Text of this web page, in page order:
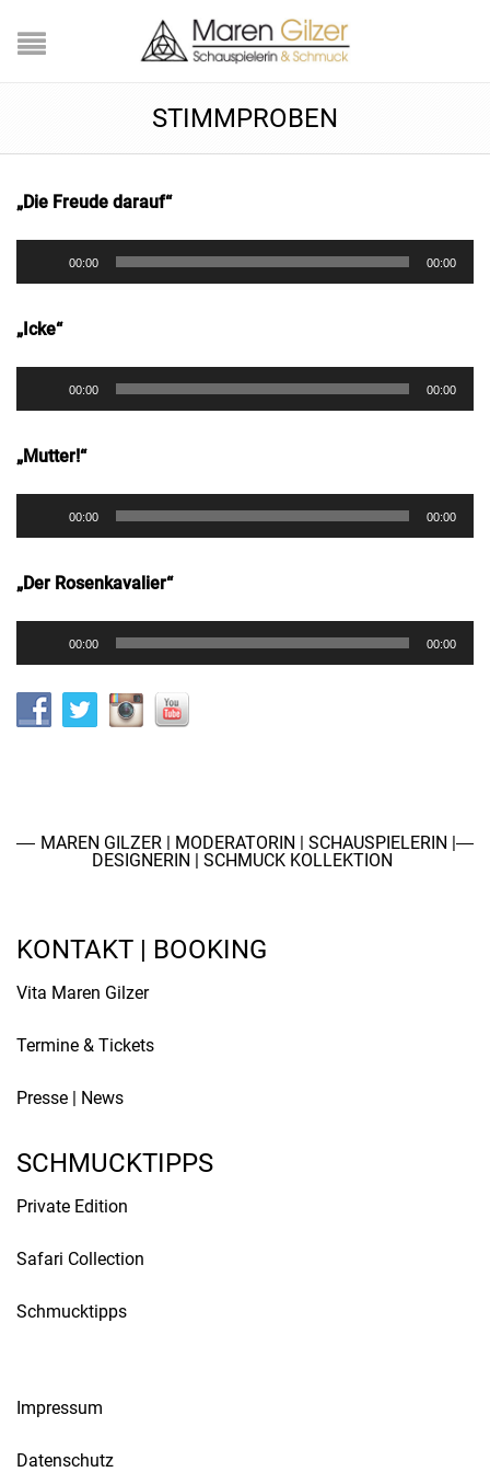
STIMMPROBEN
„Die Freude darauf“
Player
00:00 00:00
„Icke“
Player
00:00 00:00
„Mutter!“
Player
00:00 00:00
„Der Rosenkavalier“
00:00 00:00
MAREN GILZER | MODERATORIN | SCHAUSPIELERIN |
DESIGNERIN | SCHMUCK KOLLEKTION
KONTAKT | BOOKING
Vita Maren Gilzer
Termine & Tickets
Presse | News
SCHMUCKTIPPS
Private Edition
Safari Collection
Schmucktipps
Impressum
Datenschutz